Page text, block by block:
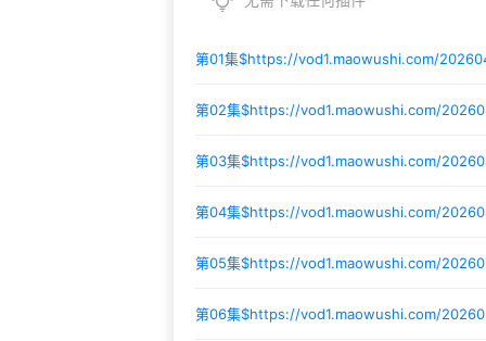
第01集$https://vod1.maowushi.com/
第02集$https://vod1.maowushi.com/
第03集$https://vod1.maowushi.com/
第04集$https://vod1.maowushi.com/
第05集$https://vod1.maowushi.com/
第06集$https://vod1.maowushi.com/